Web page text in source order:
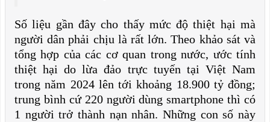
Số liệu gần đây cho thấy mức độ thiệt hại mà
người dân phải chịu là rất lớn. Theo khảo sát và
tổng hợp của các cơ quan trong nước, ước tính
thiệt hại do lừa đảo trực tuyến tại Việt Nam
trong năm 2024 lên tới khoảng 18.900 tỷ đồng;
trung bình cứ 220 người dùng smartphone thì có
1 người trở thành nạn nhân. Những con số này